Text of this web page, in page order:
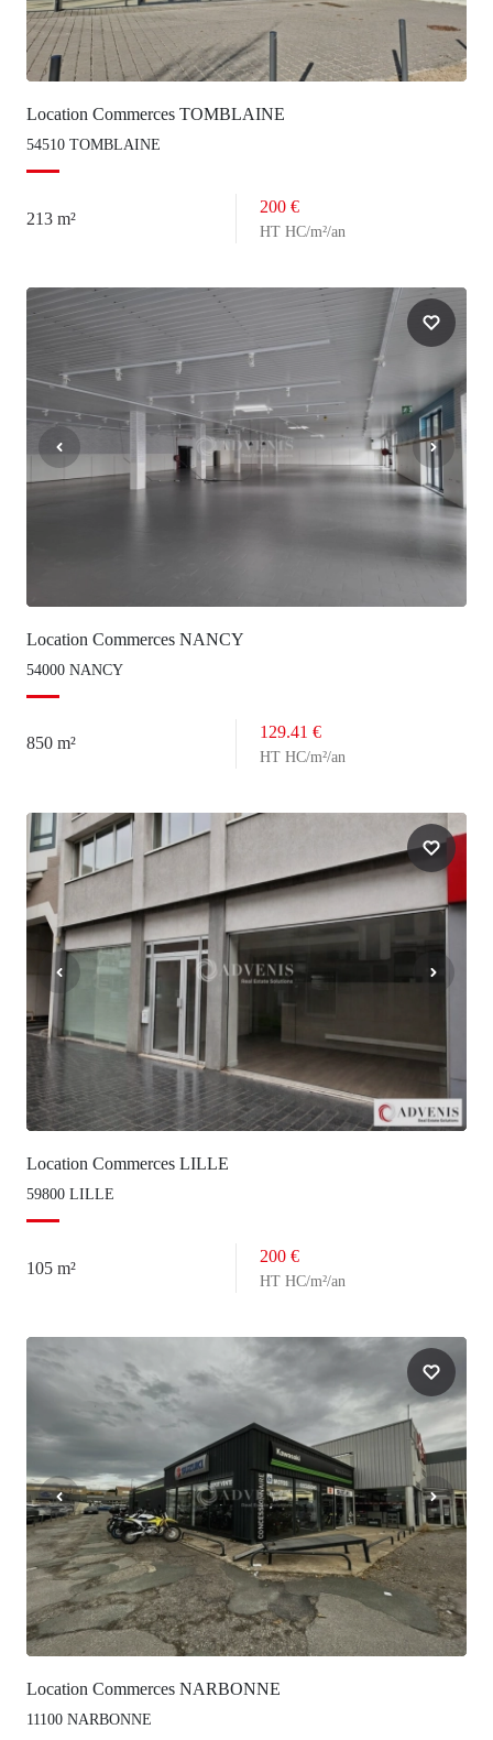
Location Commerces TOMBLAINE
54510 TOMBLAINE
213 m²
200 €
HT HC/m²/an
Location Commerces NANCY
54000 NANCY
850 m²
129.41 €
HT HC/m²/an
Location Commerces LILLE
59800 LILLE
105 m²
200 €
HT HC/m²/an
Location Commerces NARBONNE
11100 NARBONNE